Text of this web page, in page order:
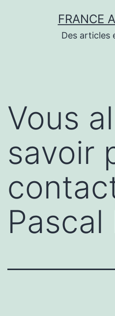
FRANCE
Des articles
Vous
savoir
Pascal